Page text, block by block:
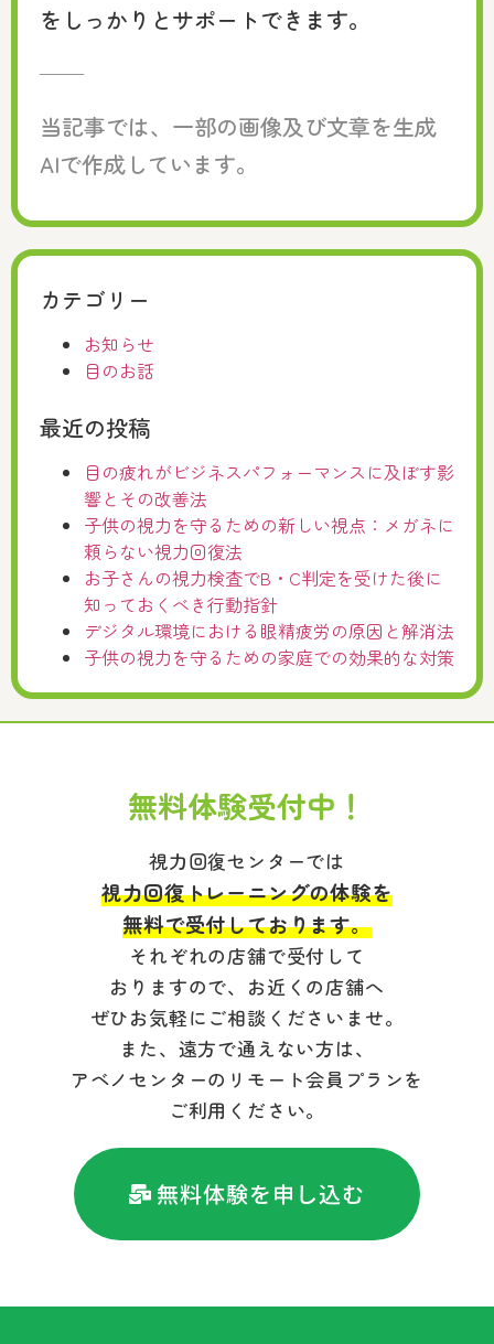
をしっかりとサポートできます。
——
当記事では、一部の画像及び文章を生成
AIで作成しています。
カテゴリー
お知らせ
目のお話
最近の投稿
目の疲れがビジネスパフォーマンスに及ぼす影
響とその改善法
子供の視力を守るための新しい視点：メガネに
頼らない視力回復法
お子さんの視力検査でB・C判定を受けた後に
知っておくべき行動指針
デジタル環境における眼精疲労の原因と解消法
子供の視力を守るための家庭での効果的な対策
無料体験受付中！
視力回復センターでは
視力回復トレーニングの体験を
無料で受付しております。
それぞれの店舗で受付して
おりますので、お近くの店舗へ
ぜひお気軽にご相談くださいませ。
また、遠方で通えない方は、
アベノセンターのリモート会員プランを
ご利用ください。
無料体験を申し込む